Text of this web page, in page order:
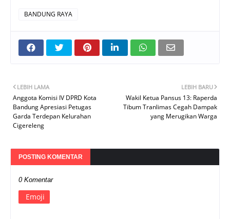
BANDUNG RAYA
LEBIH BARU
Wakil Ketua Pansus 13: Raperda
Tibum Tranlimas Cegah Dampak
yang Merugikan Warga
LEBIH LAMA
Anggota Komisi IV DPRD Kota
Bandung Apresiasi Petugas
Garda Terdepan Kelurahan
Cigereleng
POSTING KOMENTAR
0 Komentar
Emoji